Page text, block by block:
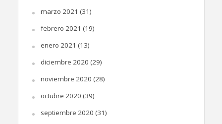
marzo 2021 (31)
febrero 2021 (19)
enero 2021 (13)
diciembre 2020 (29)
noviembre 2020 (28)
octubre 2020 (39)
septiembre 2020 (31)